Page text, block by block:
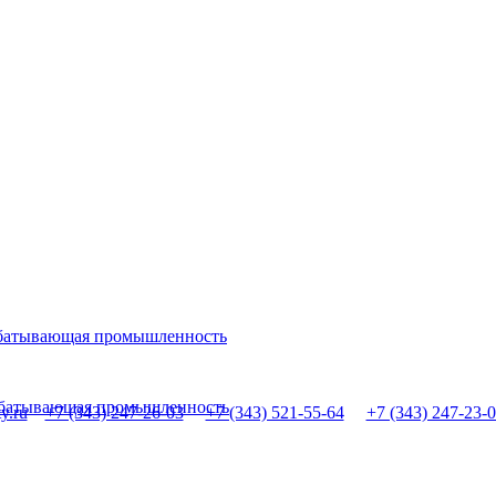
промышленность
+7 (343) 247-26-03 +7 (343) 521-55-64 +7 (343) 247-23-
промышленность